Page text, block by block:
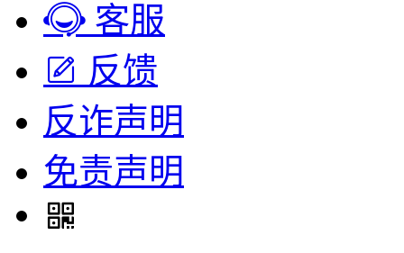
客服
反馈
反诈声明
免责声明